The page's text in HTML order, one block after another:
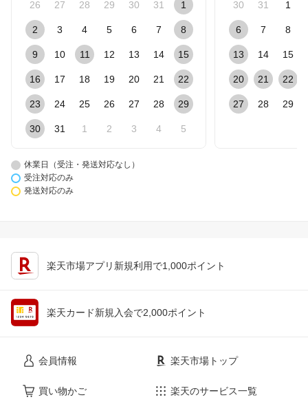
26 27 28 29 30 31 1
2 3 4 5 6 7 8
9 10 11 12 13 14 15
16 17 18 19 20 21 22
23 24 25 26 27 28 29
30 31 1 2 3 4 5
30 31 1
6 7 8
13 14 15
20 21 22
27 28 29
休業日（受注・発送対応なし）
受注対応のみ
発送対応のみ
楽天市場アプリ新規利用で1,000ポイント
楽天カード新規入会で2,000ポイント
会員情報
買い物かご
楽天市場トップ
楽天のサービス一覧